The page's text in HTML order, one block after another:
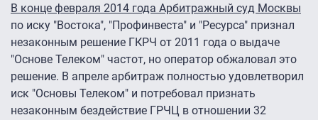
В конце февраля 2014 года Арбитражный суд Москвы
по иску "Востока", "Профинвеста" и "Ресурса" признал
незаконным решение ГКРЧ от 2011 года о выдаче
"Основе Телеком" частот, но оператор обжаловал это
решение. В апреле арбитраж полностью удовлетворил
иск "Основы Телеком" и потребовал признать
незаконным бездействие ГРЧЦ в отношении 32